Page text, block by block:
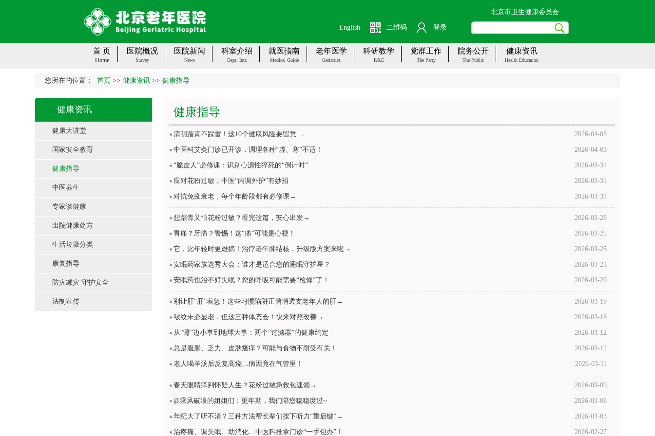
北京市卫生健康委员会
二维码 登录
English
首 页
Home
医院概况
Survey
医院新闻
News
科室介绍
Dept. Intr.
就医指南
Medical Guide
老年医学
Geriatrics
科研教学
R&E
党群工作
The Party
院务公开
The Public
健康资讯
Health Education
您所在的位置： 首页 >> 健康资讯 >> 健康指导
健康资讯
健康大讲堂
国家安全教育
健康指导
中医养生
专家谈健康
出院健康处方
生活垃圾分类
康复指导
防灾减灾 守护安全
法制宣传
健康指导
清明踏青不踩雷！这10个健康风险要留意 → 2026-04-03
中医科艾灸门诊已开诊，调理各种“虚、寒”不适！ 2026-04-03
“脆皮人”必修课：识别心源性猝死的“倒计时” 2026-03-31
应对花粉过敏，中医“内调外护”有妙招 2026-03-31
对抗免疫衰老，每个年龄段都有必修课→ 2026-03-31
想踏青又怕花粉过敏？看完这篇，安心出发→ 2026-03-28
胃痛？牙痛？警惕！这“痛”可能是心梗！ 2026-03-25
它，比年轻时更难搞！治疗老年肺结核，升级版方案来啦→ 2026-03-25
安眠药家族选秀大会：谁才是适合您的睡眠守护星？ 2026-03-21
安眠药也治不好失眠？您的呼吸可能需要“检修”了！ 2026-03-20
别让肝“肝”着急！这些习惯陷阱正悄悄透支老年人的肝→ 2026-03-19
皱纹未必显老，但这三种体态会！快来对照改善→ 2026-03-16
从“肾”边小事到地球大事：两个“过滤器”的健康约定 2026-03-12
总是腹胀、乏力、皮肤瘙痒？可能与食物不耐受有关！ 2026-03-12
老人喝羊汤后反复高烧…病因竟在气管里！ 2026-03-11
春天眼睛痒到怀疑人生？花粉过敏急救包速领→ 2026-03-09
@乘风破浪的姐姐们：更年期，我们陪您稳稳度过~ 2026-03-08
年纪大了听不清？三种方法帮长辈们按下听力“重启键”→ 2026-03-03
治疼痛、调失眠、助消化…中医科推拿门诊“一手包办”！ 2026-02-27